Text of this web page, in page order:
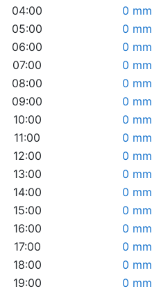
04:00
0 mm
05:00
0 mm
06:00
0 mm
07:00
0 mm
08:00
0 mm
09:00
0 mm
10:00
0 mm
11:00
0 mm
12:00
0 mm
13:00
0 mm
14:00
0 mm
15:00
0 mm
16:00
0 mm
17:00
0 mm
18:00
0 mm
19:00
0 mm